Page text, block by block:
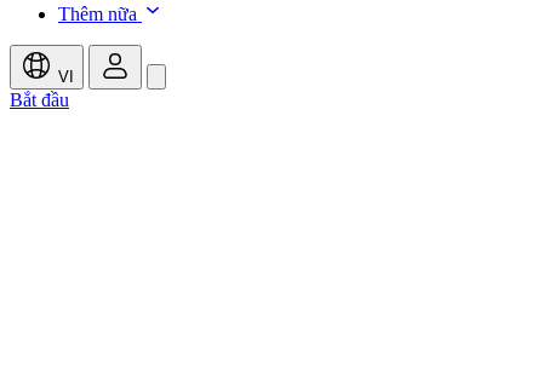
Thêm nữa
VI
Bắt đầu